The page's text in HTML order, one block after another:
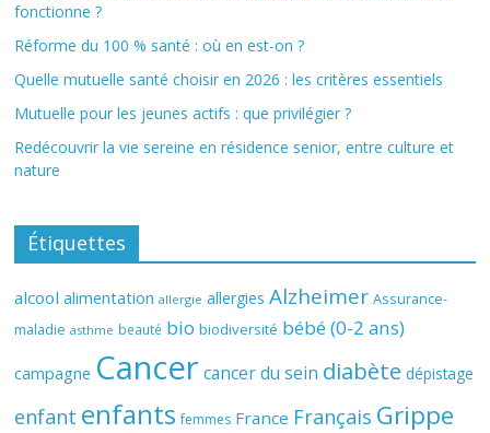
fonctionne ?
Réforme du 100 % santé : où en est-on ?
Quelle mutuelle santé choisir en 2026 : les critères essentiels
Mutuelle pour les jeunes actifs : que privilégier ?
Redécouvrir la vie sereine en résidence senior, entre culture et
nature
Étiquettes
alcool alimentation allergie allergies Alzheimer Assurance-
maladie asthme beauté bio biodiversité bébé (0-2 ans)
campagne Cancer cancer du sein diabète dépistage
enfant enfants femmes France Français Grippe